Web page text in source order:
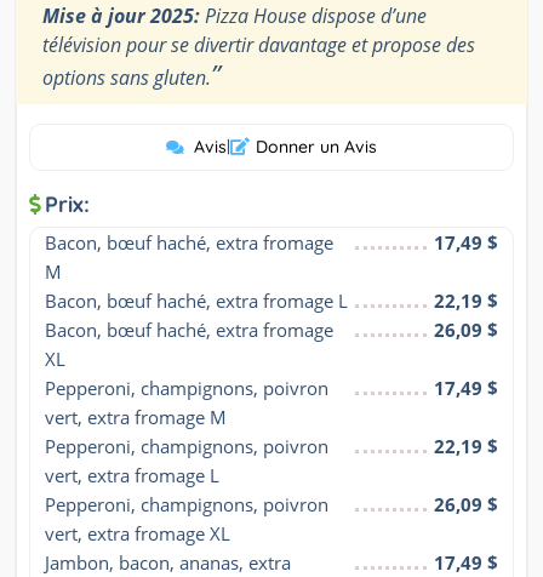
Mise à jour 2025:Pizza House dispose d’une
télévision pour se divertir davantage et propose des
options sans gluten.”
Avis| Donner un Avis
Prix:
Bacon, bœuf haché, extra fromage
M
17,49 $
Bacon, bœuf haché, extra fromage L
22,19 $
Bacon, bœuf haché, extra fromage
XL
26,09 $
Pepperoni, champignons, poivron
vert, extra fromage M
17,49 $
Pepperoni, champignons, poivron
vert, extra fromage L
22,19 $
Pepperoni, champignons, poivron
vert, extra fromage XL
26,09 $
Jambon, bacon, ananas, extra
17,49 $